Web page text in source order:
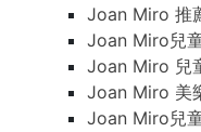
Joan Miro 推
Joan Miro兒
Joan Miro 兒
Joan Miro 美
Joan Miro兒